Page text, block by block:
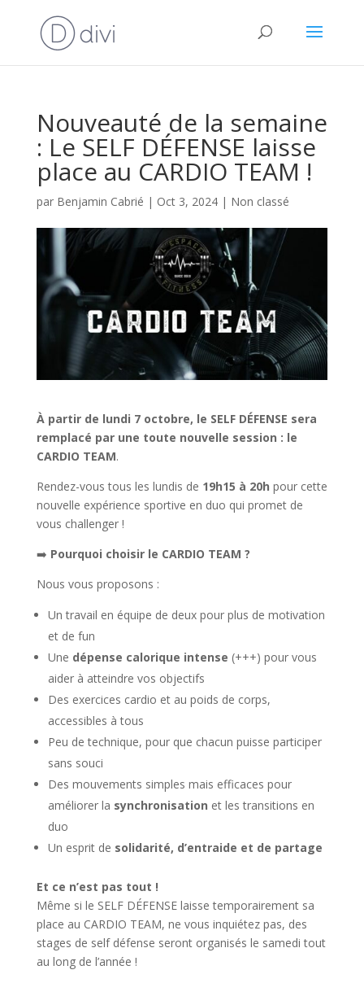
Nouveauté de la semaine
: Le SELF DÉFENSE laisse
place au CARDIO TEAM !
par Benjamin Cabrié | Oct 3, 2024| Non classé
À partir de lundi 7 octobre, le SELF DÉFENSE sera
remplacé par une toute nouvelle session : le
CARDIO TEAM.
Rendez-vous tous les lundis de 19h15 à 20h pour cette
nouvelle expérience sportive en duo qui promet de
vous challenger !
➡️ Pourquoi choisir le CARDIO TEAM ?
Nous vous proposons :
Un travail en équipe de deux pour plus de motivation
et de fun
Une dépense calorique intense (+++) pour vous
aider à atteindre vos objectifs
Des exercices cardio et au poids de corps,
accessibles à tous
Peu de technique, pour que chacun puisse participer
sans souci
Des mouvements simples mais efficaces pour
améliorer la synchronisation et les transitions en
duo
Un esprit de solidarité, d’entraide et de partage
Et ce n’est pas tout !
Même si le SELF DÉFENSE laisse temporairement sa
place au CARDIO TEAM, ne vous inquiétez pas, des
stages de self défense seront organisés le samedi tout
au long de l’année !